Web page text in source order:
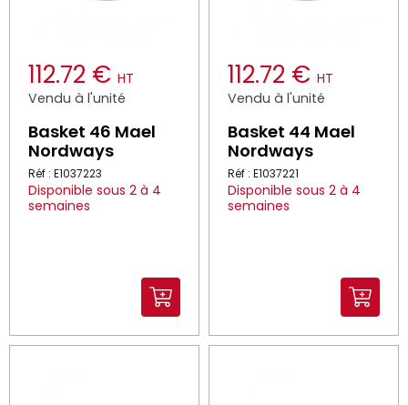
112.72 € HT
Vendu à l'unité
Basket 46 Mael
Nordways
Réf : E1037223
Disponible sous 2 à 4
semaines
112.72 € HT
Vendu à l'unité
Basket 44 Mael
Nordways
Réf : E1037221
Disponible sous 2 à 4
semaines